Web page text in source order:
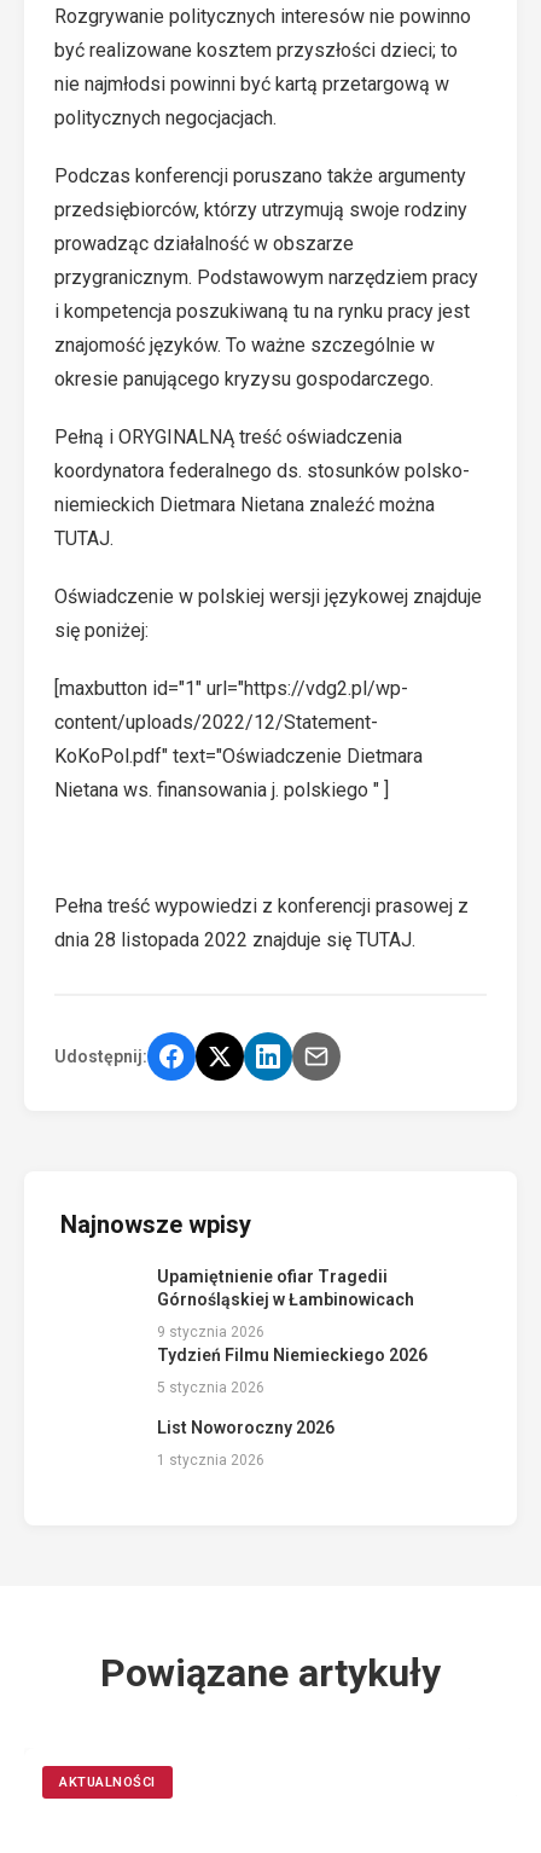
Rozgrywanie politycznych interesów nie powinno
być realizowane kosztem przyszłości dzieci; to
nie najmłodsi powinni być kartą przetargową w
politycznych negocjacjach.
Podczas konferencji poruszano także argumenty
przedsiębiorców, którzy utrzymują swoje rodziny
prowadząc działalność w obszarze
przygranicznym. Podstawowym narzędziem pracy
i kompetencja poszukiwaną tu na rynku pracy jest
znajomość języków. To ważne szczególnie w
okresie panującego kryzysu gospodarczego.
Pełną i ORYGINALNĄ treść oświadczenia
koordynatora federalnego ds. stosunków polsko-
niemieckich Dietmara Nietana znaleźć można
TUTAJ.
Oświadczenie w polskiej wersji językowej znajduje
się poniżej:
[maxbutton id="1" url="https://vdg2.pl/wp-
content/uploads/2022/12/Statement-
KoKoPol.pdf" text="Oświadczenie Dietmara
Nietana ws. finansowania j. polskiego " ]
Pełna treść wypowiedzi z konferencji prasowej z
dnia 28 listopada 2022 znajduje się TUTAJ.
Udostępnij:
Najnowsze wpisy
Upamiętnienie ofiar Tragedii
Górnośląskiej w Łambinowicach
9 stycznia 2026
Tydzień Filmu Niemieckiego 2026
5 stycznia 2026
List Noworoczny 2026
1 stycznia 2026
Powiązane artykuły
AKTUALNOŚCI